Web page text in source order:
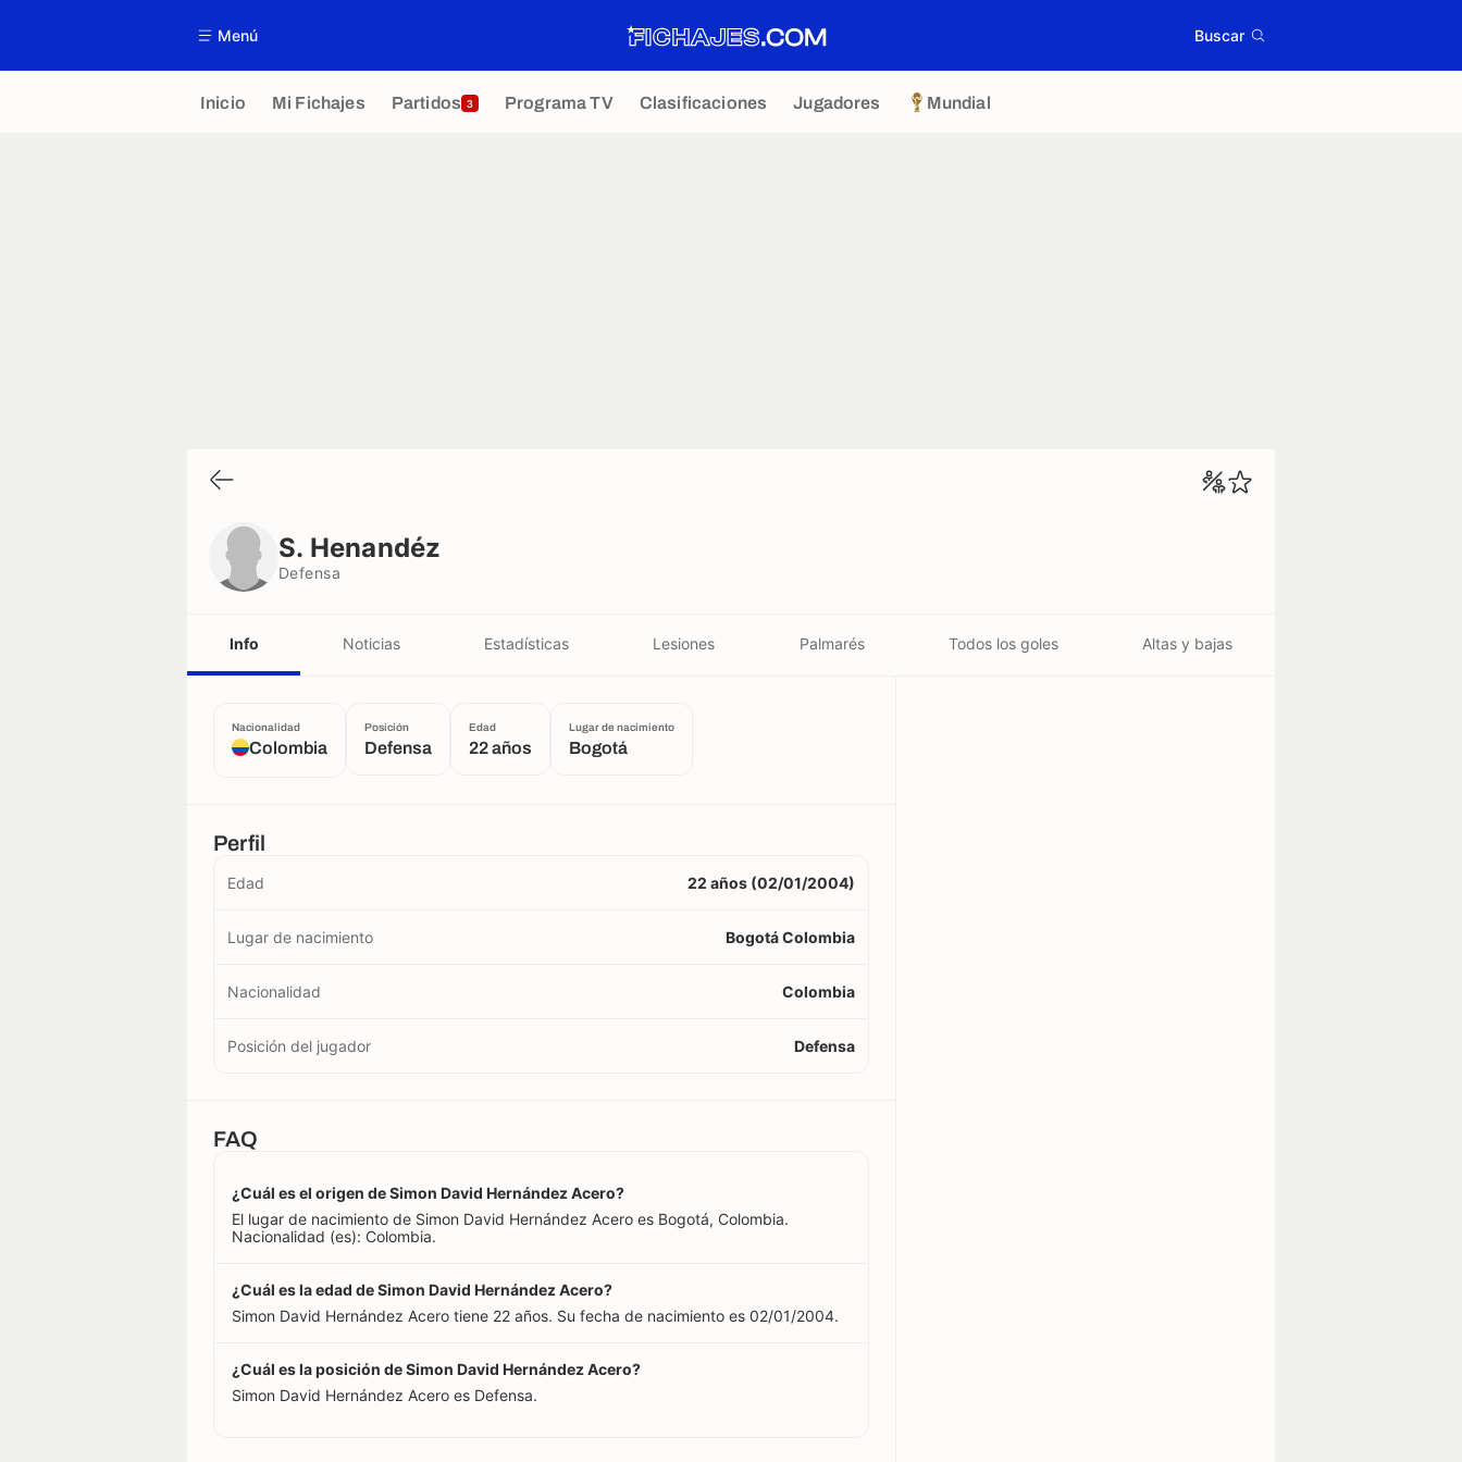
Menú Buscar
Inicio Mi Fichajes Partidos 3 Programa TV Clasificaciones Jugadores Mundial
S. Henandéz
Defensa
Info Noticias Estadísticas Lesiones Palmarés Todos los goles Altas y bajas
Nacionalidad
Colombia
Posición
Defensa
Edad
22 años
Lugar de nacimiento
Bogotá
Perfil
Edad 22 años (02/01/2004)
Lugar de nacimiento Bogotá Colombia
Nacionalidad Colombia
Posición del jugador Defensa
FAQ
¿Cuál es el origen de Simon David Hernández Acero?
El lugar de nacimiento de Simon David Hernández Acero es Bogotá, Colombia.
Nacionalidad (es): Colombia.
¿Cuál es la edad de Simon David Hernández Acero?
Simon David Hernández Acero tiene 22 años. Su fecha de nacimiento es 02/01/2004.
¿Cuál es la posición de Simon David Hernández Acero?
Simon David Hernández Acero es Defensa.